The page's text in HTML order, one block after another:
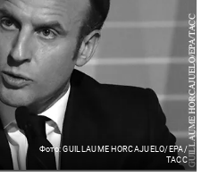
Фото: GUILLAUME HORCAJUELO/EPA/
ТАСС